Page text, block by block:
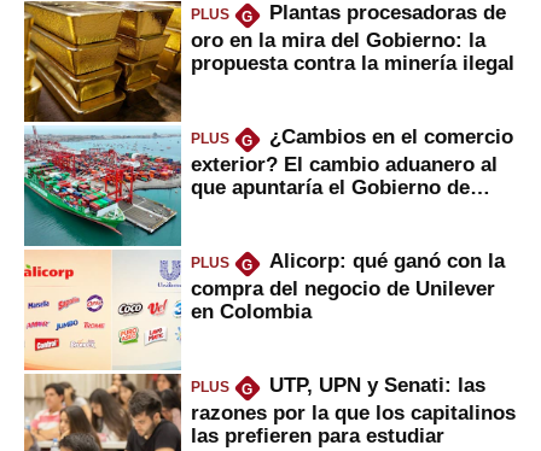
PLUS G
Plantas procesadoras de
oro en la mira del Gobierno: la
propuesta contra la minería ilegal
PLUS G
¿Cambios en el comercio
exterior? El cambio aduanero al
que apuntaría el Gobierno de
PLUS G
Alicorp: qué ganó con la
compra del negocio de Unilever
en Colombia
PLUS G
UTP, UPN y Senati: las
razones por la que los capitalinos
las prefieren para estudiar